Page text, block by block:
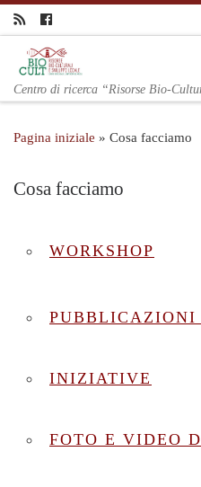
Centro di ricerca “Risorse Bio-
Pagina iniziale » Cosa facciamo
Cosa facciamo
WORKSHOP
PUBBLICAZIONI
INIZIATIVE
FOTO E VIDEO